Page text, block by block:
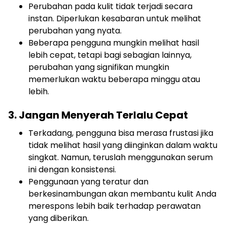
Perubahan pada kulit tidak terjadi secara
instan. Diperlukan kesabaran untuk melihat
perubahan yang nyata.
Beberapa pengguna mungkin melihat hasil
lebih cepat, tetapi bagi sebagian lainnya,
perubahan yang signifikan mungkin
memerlukan waktu beberapa minggu atau
lebih.
3. Jangan Menyerah Terlalu Cepat
Terkadang, pengguna bisa merasa frustasi jika
tidak melihat hasil yang diinginkan dalam waktu
singkat. Namun, teruslah menggunakan serum
ini dengan konsistensi.
Penggunaan yang teratur dan
berkesinambungan akan membantu kulit Anda
merespons lebih baik terhadap perawatan
yang diberikan.